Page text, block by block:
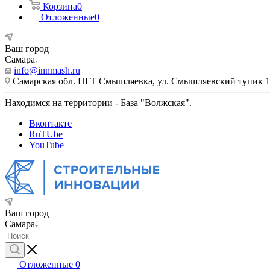
Корзина0
Отложенные0
Ваш город
Самара
info@innmash.ru
Самарская обл. ПГТ Смышляевка, ул. Смышляевский тупик
Находимся на территории - База "Волжская".
Вконтакте
RuTUbe
YouTube
Ваш город
Самара
Отложенные 0